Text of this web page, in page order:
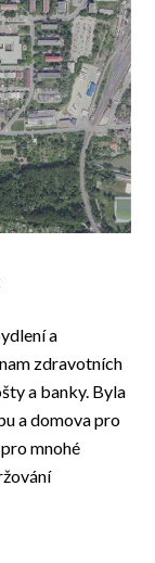
a
zdravotních
a banky. Byla
a domova pro
mnohé